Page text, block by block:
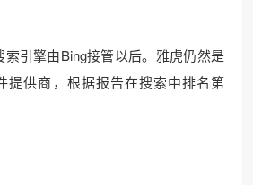
索引擎由Bing接管以后。雅虎仍然是
提供商，根据报告在搜索中排名第